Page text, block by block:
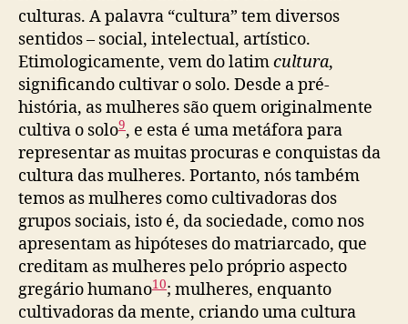
culturas. A palavra “cultura” tem diversos
sentidos – social, intelectual, artístico.
Etimologicamente, vem do latimcultura,
significando cultivar o solo. Desde a pré-
história, as mulheres são quem originalmente
cultiva o solo9, e esta é uma metáfora para
representar as muitas procuras e conquistas da
cultura das mulheres. Portanto, nós também
temos as mulheres como cultivadoras dos
grupos sociais, isto é, da sociedade, como nos
apresentam as hipóteses do matriarcado, que
creditam as mulheres pelo próprio aspecto
gregário humano10; mulheres, enquanto
cultivadoras da mente, criando uma cultura